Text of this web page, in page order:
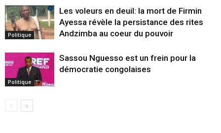
Politique
Les voleurs en deuil: la mort de Firmin
Ayessa révèle la persistance des rites
Andzimba au coeur du pouvoir
Politique
Sassou Nguesso est un frein pour la
démocratie congolaises